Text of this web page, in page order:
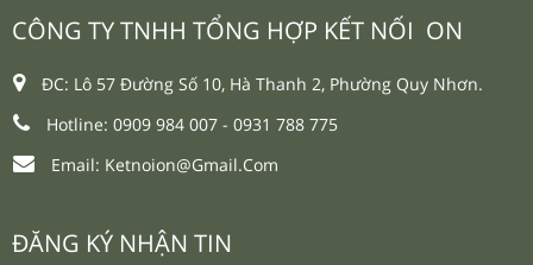
CÔNG TY TNHH TỔNG HỢP KẾT NỐI ON
ĐC: Lô 57 Đường Số 10, Hà Thanh 2, Phường Quy Nhơn.
Hotline: 0909 984 007 - 0931 788 775
Email: Ketnoion@gmail.com
ĐĂNG KÝ NHẬN TIN